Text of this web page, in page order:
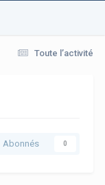
Toute l’activité
Abonnés 0